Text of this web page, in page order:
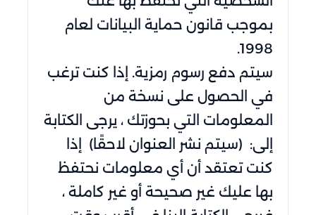
بموجب قانون حماية البيانات لعام
1998.
سيتم دفع رسوم رمزية. إذا كنت ترغب
في الحصول على نسخة من
المعلومات التي بحوزتك ، يرجى الكتابة
إلى: (سيتم نشر العنوان لاحقًا) إذا
كنت تعتقد أن أي معلومات نحتفظ
بها عليك غير صحيحة أو غير كاملة ،